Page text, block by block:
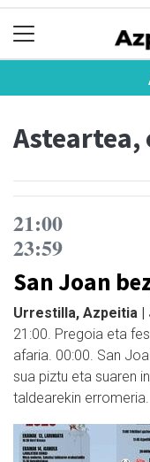
Asteartea,
21:00
23:59
San Joan
Urrestilla, Azpeitia |
21:00. Pregoia eta
afaria. 00:00. San
sua piztu eta suaren
taldearekin erromeria.